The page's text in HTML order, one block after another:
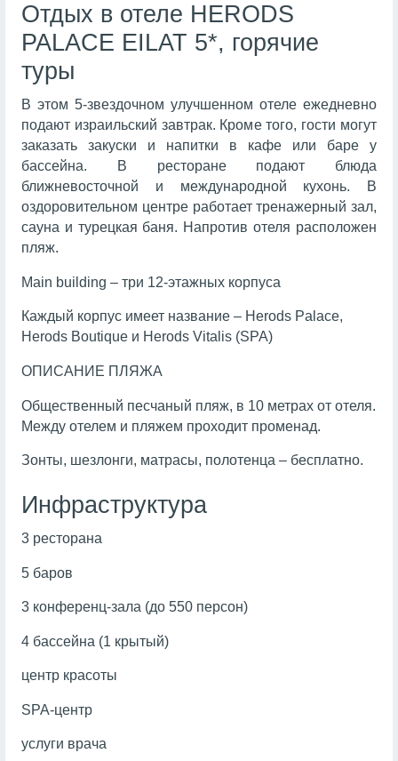
Отдых в отеле HERODS
PALACE EILAT 5*, горячие
туры
В этом 5-звездочном улучшенном отеле ежедневно
подают израильский завтрак. Кроме того, гости могут
заказать закуски и напитки в кафе или баре у
бассейна. В ресторане подают блюда
ближневосточной и международной кухонь. В
оздоровительном центре работает тренажерный зал,
сауна и турецкая баня. Напротив отеля расположен
пляж.
Main building – три 12-этажных корпуса
Каждый корпус имеет название – Herods Palace,
Herods Boutique и Herods Vitalis (SPA)
ОПИСАНИЕ ПЛЯЖА
Общественный песчаный пляж, в 10 метрах от отеля.
Между отелем и пляжем проходит променад.
Зонты, шезлонги, матрасы, полотенца – бесплатно.
Инфраструктура
3 ресторана
5 баров
3 конференц-зала (до 550 персон)
4 бассейна (1 крытый)
центр красоты
SPA-центр
услуги врача